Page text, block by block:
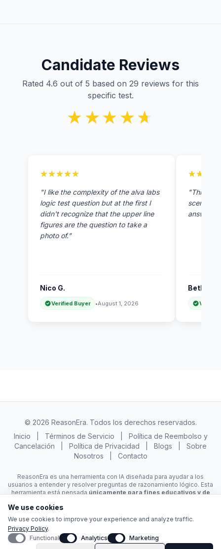
Candidate Reviews
Rated 4.6 out of 5 based on 29 reviews for this
specific test.
★★★★★
★★★★★
★★★★★
★★★★★
"I like the complexity of the alva labs
logic test question but at the first I
didn't recognize that the upper line
figures are the question to take a
photo of."
Nico G.
Verified Buyer •August 1, 2026
"This AI
answers."
Beth G.
© 2026 ReasonEra. Todos los derechos reservados.
Inicio
Términos de Servicio
Política de Reembolso y
Cancelación
Política de Privacidad Blogs
Sobre
Nosotros
Contacto
ReasonEra es una herramienta con IA diseñada para ayudar a los
usuarios a entender y resolver preguntas de razonamiento lógico. Esta
herramienta está pensada únicamente para fines educativos y de
razonamiento lógico. No respaldamos ni nos hacemos responsables
del uso de esta herramienta para la deshonestidad académica o el
engaño.
We use cookies
We use cookies to improve your experience and analyze traffic.
Privacy Policy.
Functional
Analytics
Marketing